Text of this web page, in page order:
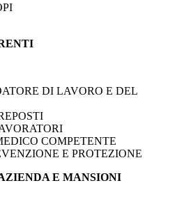
DI LAVORO E DEL
COMPETENTE
E PROTEZIONE
E MANSIONI